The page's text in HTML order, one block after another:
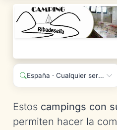
España · Cualquier servicio
Estos campings con
permiten hacer la